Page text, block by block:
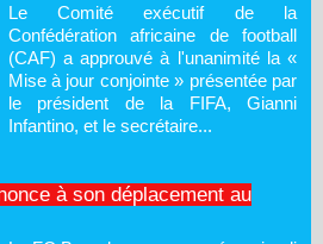
Le Comité exécutif de la
Confédération africaine de football
(CAF) a approuvé à l'unanimité la «
Mise à jour conjointe » présentée par
le président de la FIFA, Gianni
Infantino, et le secrétaire...
à son déplacement au